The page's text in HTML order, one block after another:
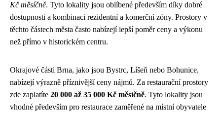
Kč měsíčně. Tyto lokality jsou oblíbené především díky dobré
dostupnosti a kombinaci rezidentní a komerční zóny. Prostory v
těchto částech města často nabízejí lepší poměr ceny a výkonu
než přímo v historickém centru.
Okrajové části Brna, jako jsou Bystrc, Líšeň nebo Bohunice,
nabízejí výrazně příznivější ceny nájmů. Za restaurační prostory
zde zaplatíte 20 000 až 35 000 Kč měsíčně. Tyto lokality jsou
vhodné především pro restaurace zaměřené na místní obyvatele